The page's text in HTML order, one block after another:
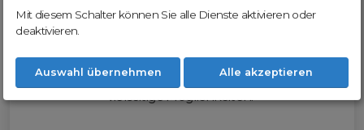
erleichtern wir dir den
Domainhandel und bieten dir
vielseitige Möglichkeiten.
Mit diesem Schalter können Sie alle Dienste aktivieren oder
deaktivieren.
Auswahl übernehmen Alle akzeptieren